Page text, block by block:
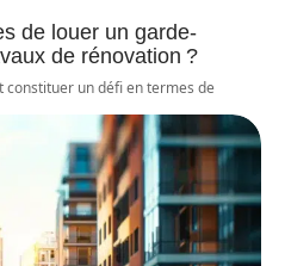
de louer un garde-
de rénovation ?
constituer un défi en termes de